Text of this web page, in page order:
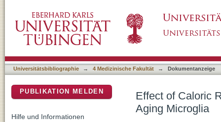
Universitätsbibliographie → 4 Medizinische Fakultät → Dokumentanzeige
Effect of Caloric
Aging Microglia
PUBLIKATION MELDEN
Hilfe und Informationen